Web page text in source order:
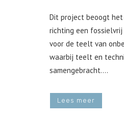
Dit project beoogt
richting een
voor de teelt van
waarbij teelt en
samengebracht....
Lees meer